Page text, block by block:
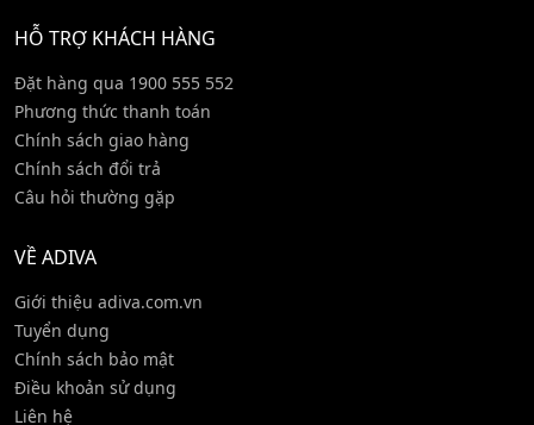
HỖ TRỢ KHÁCH HÀNG
Đặt hàng qua 1900 555 552
Phương thức thanh toán
Chính sách giao hàng
Chính sách đổi trả
Câu hỏi thường gặp
VỀ ADIVA
Giới thiệu adiva.com.vn
Tuyển dụng
Chính sách bảo mật
Điều khoản sử dụng
Liên hệ